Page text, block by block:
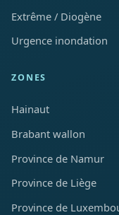
Extrême / Diogène
Urgence inondation
ZONES
Hainaut
Brabant wallon
Province de Namur
Province de Liège
Province de